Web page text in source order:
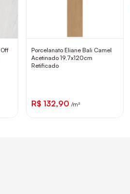
Porcelanato Eliane Bali Camel
Acetinado 19,7x120cm
Retificado
R$ 132,90 /m²